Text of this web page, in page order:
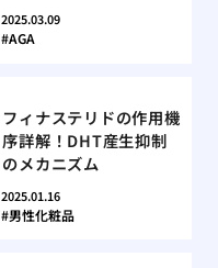
2025.03.09
AGA
フィナステリドの作用機
序詳解！DHT産生抑制
のメカニズム
2025.01.16
男性化粧品